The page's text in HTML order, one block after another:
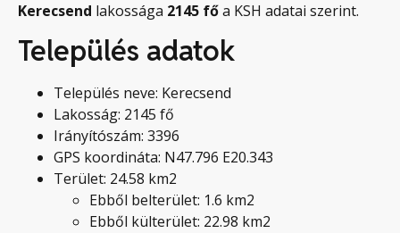
Kerecsend lakossága 2145 főa KSH adatai szerint.
Település adatok
Település neve: Kerecsend
Lakosság: 2145 fő
Irányítószám: 3396
GPS koordináta: N47.796 E20.343
Terület: 24.58 km2
Ebből belterület: 1.6 km2
Ebből külterület: 22.98 km2